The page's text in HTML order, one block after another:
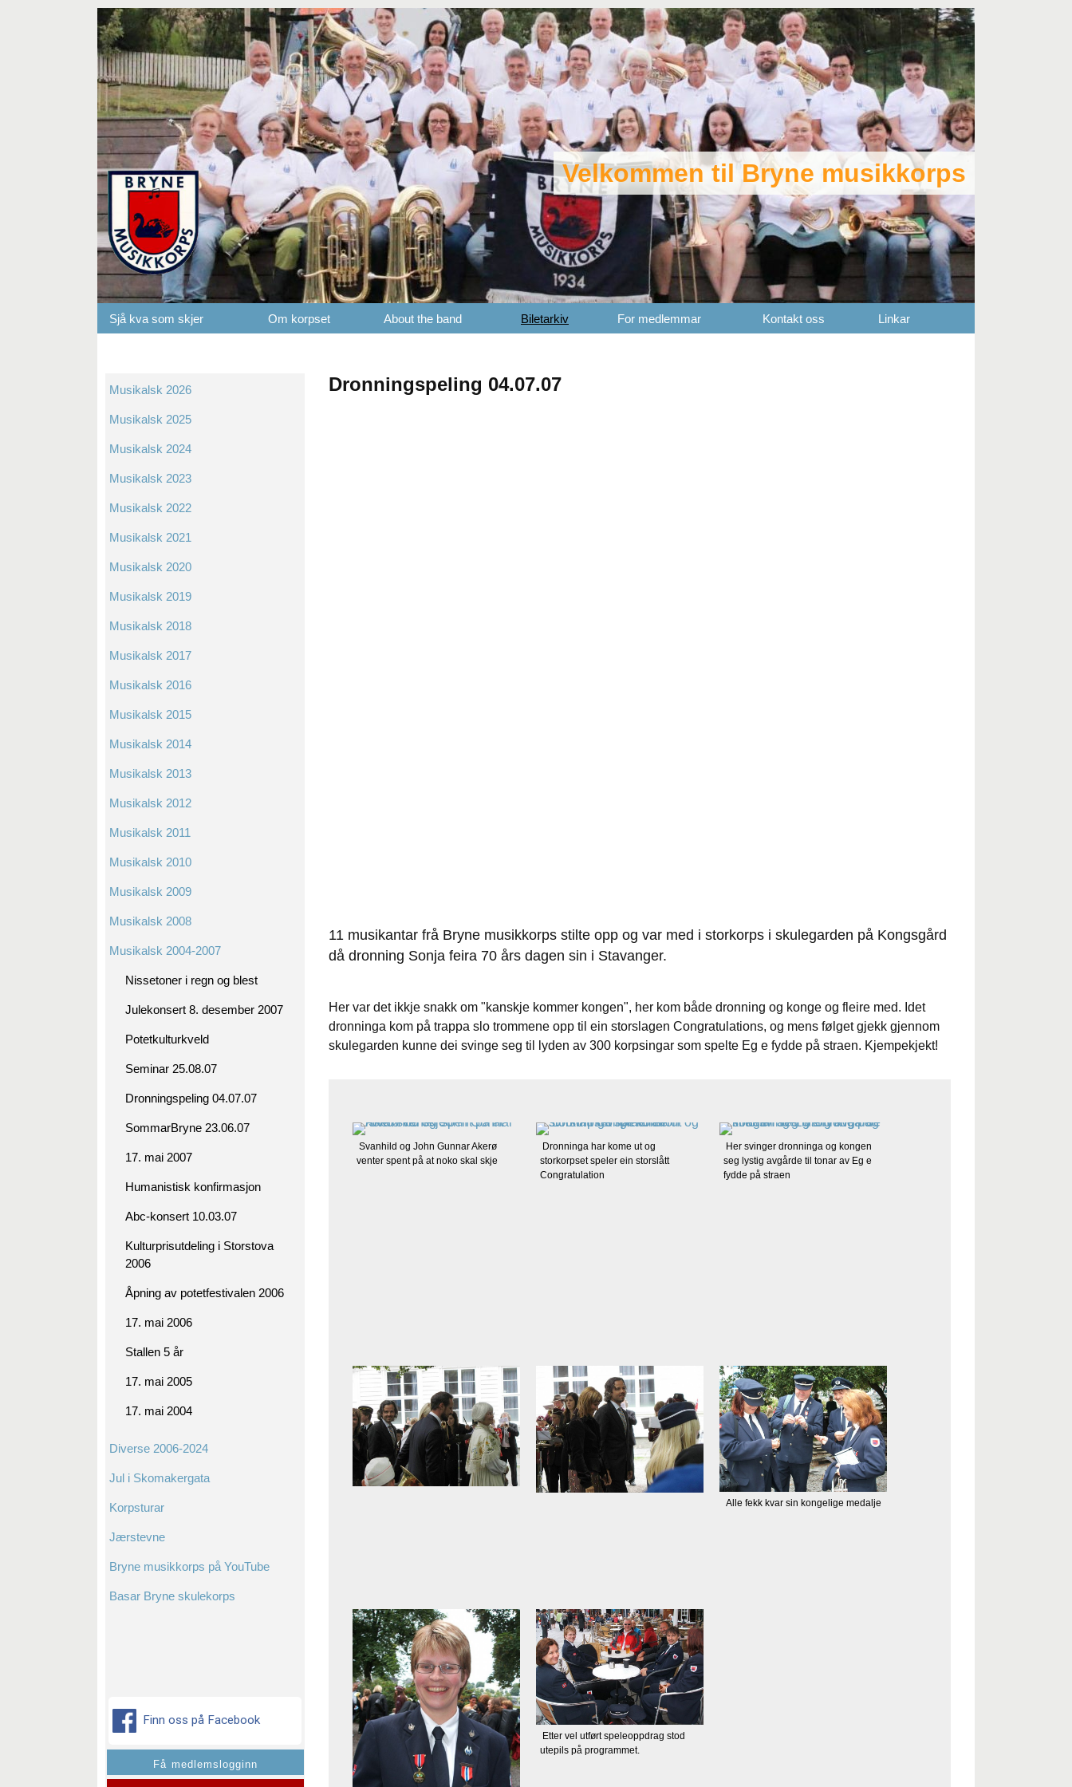
Velkommen til Bryne musikkorps
Sjå kva som skjer Om korpset About the band Biletarkiv For medlemmar Kontakt oss Linkar
Musikalsk 2026
Musikalsk 2025
Musikalsk 2024
Musikalsk 2023
Musikalsk 2022
Musikalsk 2021
Musikalsk 2020
Musikalsk 2019
Musikalsk 2018
Musikalsk 2017
Musikalsk 2016
Musikalsk 2015
Musikalsk 2014
Musikalsk 2013
Musikalsk 2012
Musikalsk 2011
Musikalsk 2010
Musikalsk 2009
Musikalsk 2008
Musikalsk 2004-2007
Nissetoner i regn og blest
Julekonsert 8. desember 2007
Potetkulturkveld
Seminar 25.08.07
Dronningspeling 04.07.07
SommarBryne 23.06.07
17. mai 2007
Humanistisk konfirmasjon
Abc-konsert 10.03.07
Kulturprisutdeling i Storstova
2006
Åpning av potetfestivalen 2006
17. mai 2006
Stallen 5 år
17. mai 2005
17. mai 2004
Diverse 2006-2024
Jul i Skomakergata
Korpsturar
Jærstevne
Bryne musikkorps på YouTube
Basar Bryne skulekorps
Finn oss på Facebook
Få medlemslogginn
Dronningspeling 04.07.07
11 musikantar frå Bryne musikkorps stilte opp og var med i storkorps i skulegarden på Kongsgård
då dronning Sonja feira 70 års dagen sin i Stavanger.
Her var det ikkje snakk om "kanskje kommer kongen", her kom både dronning og konge og fleire med. Idet
dronninga kom på trappa slo trommene opp til ein storslagen Congratulations, og mens følget gjekk gjennom
skulegarden kunne dei svinge seg til lyden av 300 korpsingar som spelte Eg e fydde på straen. Kjempekjekt!
Svanhild og John Gunnar Akerø
venter spent på at noko skal skje
Dronninga har kome ut og
storkorpset speler ein storslått
Congratulation
Her svinger dronninga og kongen
seg lystig avgårde til tonar av Eg e
fydde på straen
Alle fekk kvar sin kongelige medalje
Etter vel utført speleoppdrag stod
utepils på programmet.